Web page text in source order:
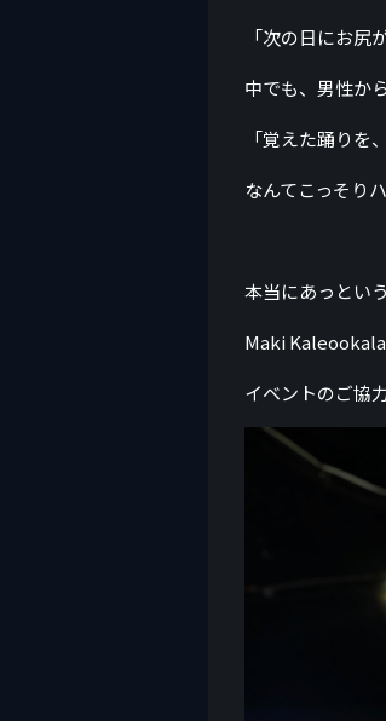
「次の日にお尻
中でも、男性か
「覚えた踊りを
なんてこっそり
本当にあっとい
Maki
イベントのご協